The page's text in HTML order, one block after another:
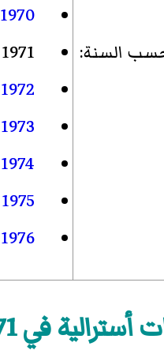
السنة:
1970
1971
1972
1973
1974
1975
1976
في 1971»